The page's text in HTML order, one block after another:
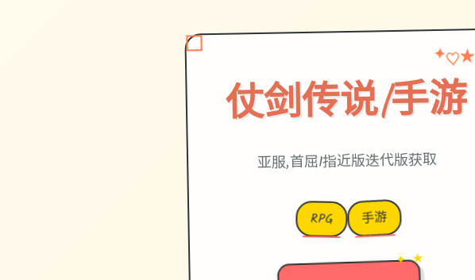
仗剑传说|手游
✦♡★
亚服,首屈1指近版迭代版获取
RPG 手游
→
✦ ★